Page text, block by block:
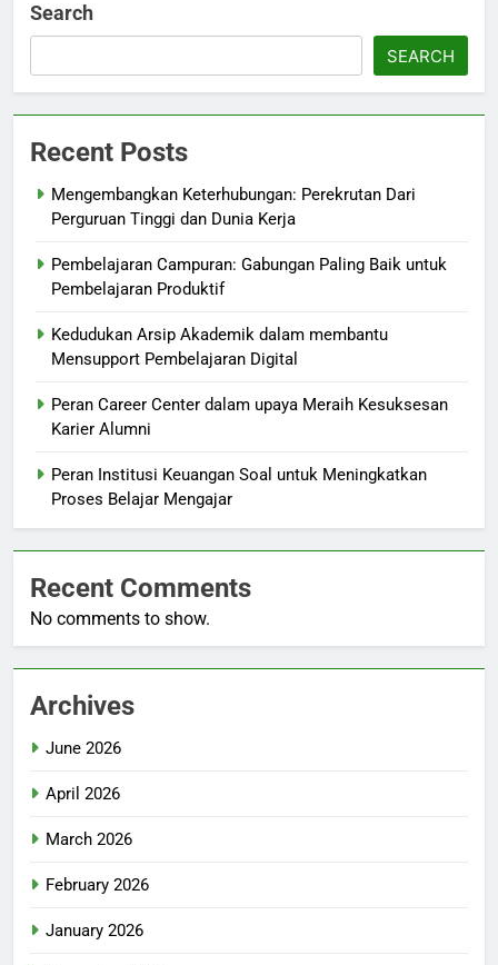
Search
SEARCH
Recent Posts
Mengembangkan Keterhubungan: Perekrutan Dari
Perguruan Tinggi dan Dunia Kerja
Pembelajaran Campuran: Gabungan Paling Baik untuk
Pembelajaran Produktif
Kedudukan Arsip Akademik dalam membantu
Mensupport Pembelajaran Digital
Peran Career Center dalam upaya Meraih Kesuksesan
Karier Alumni
Peran Institusi Keuangan Soal untuk Meningkatkan
Proses Belajar Mengajar
Recent Comments
No comments to show.
Archives
June 2026
April 2026
March 2026
February 2026
January 2026